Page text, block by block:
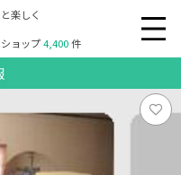
楽しく
ショップ4,400件